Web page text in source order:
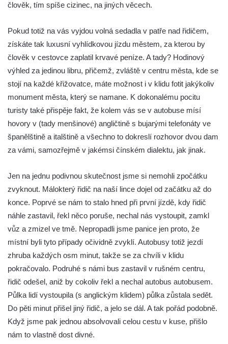
člověk, tím spíše cizinec, na jiných věcech.
Pokud totiž na vás vyjdou volná sedadla v patře nad řidičem,
získáte tak luxusní vyhlídkovou jízdu městem, za kterou by
člověk v cestovce zaplatil krvavé peníze. A tady? Hodinový
výhled za jedinou libru, přičemž, zvláště v centru města, kde se
stojí na každé křižovatce, máte možnost i v klidu fotit jakýkoliv
monument města, který se namane. K dokonalému pocitu
turisty také přispěje fakt, že kolem vás se v autobuse mísí
hovory v (tady menšinové) angličtině s bujarými telefonáty ve
španělštině a italštině a všechno to dokreslí rozhovor dvou dam
za vámi, samozřejmě v jakémsi čínském dialektu, jak jinak.
Jen na jednu podivnou skutečnost jsme si nemohli zpočátku
zvyknout. Málokterý řidič na naší lince dojel od začátku až do
konce. Poprvé se nám to stalo hned při první jízdě, kdy řidič
náhle zastavil, řekl něco poruše, nechal nás vystoupit, zamkl
vůz a zmizel ve tmě. Nepropadli jsme panice jen proto, že
místní byli tyto případy očividně zvyklí. Autobusy totiž jezdí
zhruba každých osm minut, takže se za chvíli v klidu
pokračovalo. Podruhé s námi bus zastavil v rušném centru,
řidič odešel, aniž by cokoliv řekl a nechal autobus autobusem.
Půlka lidí vystoupila (s anglickým klidem) půlka zůstala sedět.
Do pěti minut přišel jiný řidič, a jelo se dál. A tak pořád podobně.
Když jsme pak jednou absolvovali celou cestu v kuse, přišlo
nám to vlastně dost divné.